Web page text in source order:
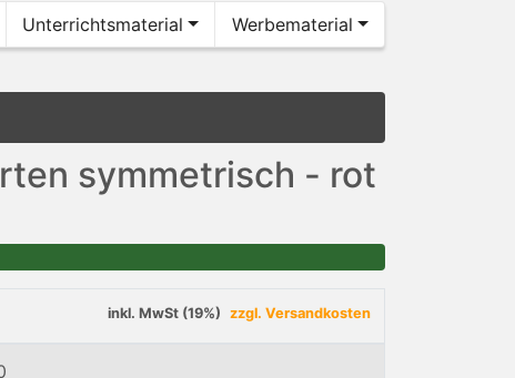
Unterrichtsmaterial Werbematerial
symmetrisch - rot
inkl. MwSt (19%) zzgl. Versandkosten